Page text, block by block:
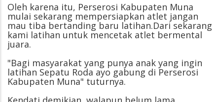
Oleh karena itu, Perserosi Kabupaten Muna
mulai sekarang mempersiapkan atlet jangan
mau tiba bertanding baru latihan.Dari sekarang
kami latihan untuk mencetak atlet bermental
juara.
"Bagi masyarakat yang punya anak yang ingin
latihan Sepatu Roda ayo gabung di Perserosi
Kabupaten Muna" tuturnya.